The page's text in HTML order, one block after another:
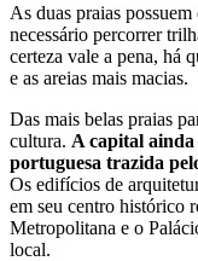
As duas praias
necessário percorrer
certeza vale a pena, há
e as areias mais macias.
Das mais belas praias
cultura. A capital
portuguesa trazida
Os edifícios de
em seu centro histórico
Metropolitana e o
local.